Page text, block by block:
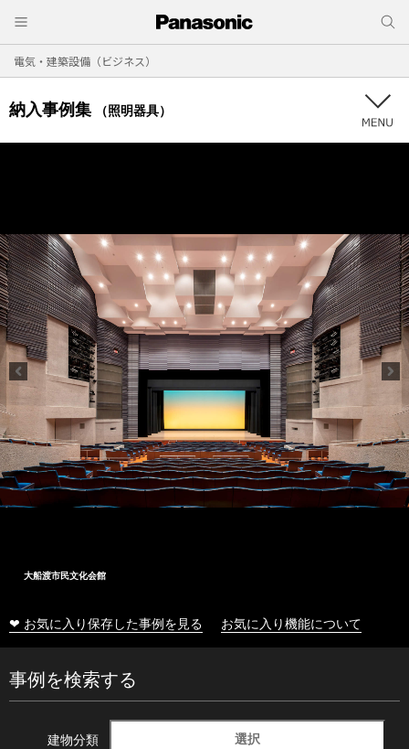
電気・建築設備（ビジネス）
納入事例集 （照明器具）
大船渡市民文化会館
❤ お気に入り保存した事例を見る お気に入り機能について
事例を検索する
建物分類 選択